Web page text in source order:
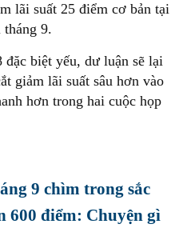
lãi suất 25 điểm cơ bản tại
tháng 9.
đặc biệt yếu, dư luận sẽ lại
giảm lãi suất sâu hơn vào
hơn trong hai cuộc họp
9 chìm trong sắc
600 điểm: Chuyện gì